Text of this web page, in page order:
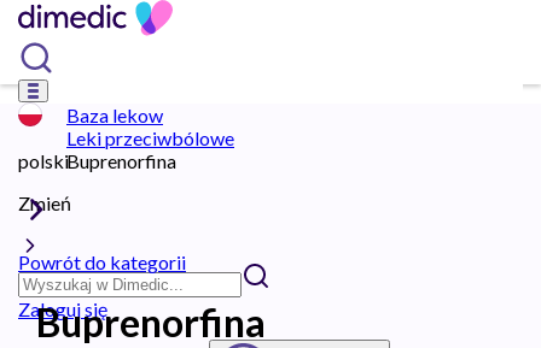
polski
Zmień
Zaloguj się
Baza lekow
Leki przeciwbólowe
Buprenorfina
Powrót do kategorii
Buprenorfina